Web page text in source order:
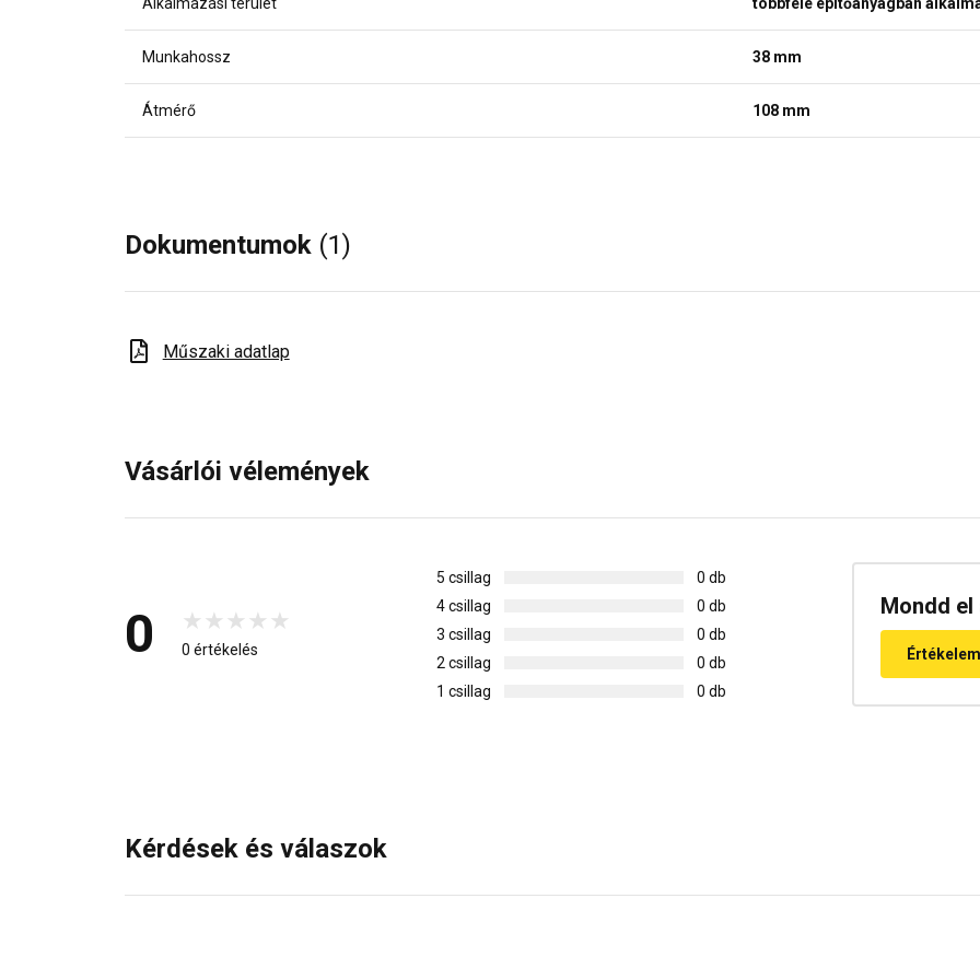
Alkalmazási terület többféle építőanyagban
Munkahossz 38 mm
Átmérő 108 mm
Dokumentumok (1)
Műszaki adatlap
Vásárlói vélemények
0 0 értékelés
5 csillag
0 db
4 csillag
0 db
3 csillag
0 db
2 csillag
0 db
1 csillag
0 db
Mondd el
Értékelem
Kérdések és válaszok